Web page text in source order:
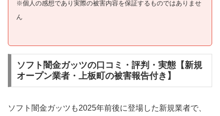
※個人の感想であり実際の被害内容を保証するものではありませ
ん
ソフト闇金ガッツの口コミ・評判・実態【新規
オープン業者・上板町の被害報告付き】
ソフト闇金ガッツも2025年前後に登場した新規業者で、